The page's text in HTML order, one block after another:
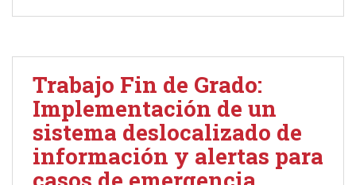
Trabajo Fin de Grado:
Implementación de un
sistema deslocalizado de
información y alertas para